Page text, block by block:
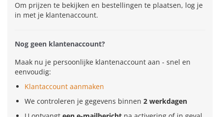
Om prijzen te bekijken en bestellingen te plaatsen, log je
in met je klantenaccount.
Nog geen klantenaccount?
Maak nu je persoonlijke klantenaccount aan - snel en
eenvoudig:
Klantaccount aanmaken
We controleren je gegevens binnen 2 werkdagen